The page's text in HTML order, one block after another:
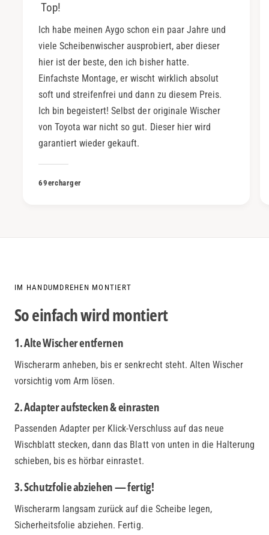
Top!
Ich habe meinen Aygo schon ein paar Jahre und
viele Scheibenwischer ausprobiert, aber dieser
hier ist der beste, den ich bisher hatte.
Einfachste Montage, er wischt wirklich absolut
soft und streifenfrei und dann zu diesem Preis.
Ich bin begeistert! Selbst der originale Wischer
von Toyota war nicht so gut. Dieser hier wird
garantiert wieder gekauft.
69ercharger
IM HANDUMDREHEN MONTIERT
So einfach wird montiert
1. Alte Wischer entfernen
Wischerarm anheben, bis er senkrecht steht. Alten Wischer
vorsichtig vom Arm lösen.
2. Adapter aufstecken & einrasten
Passenden Adapter per Klick-Verschluss auf das neue
Wischblatt stecken, dann das Blatt von unten in die Halterung
schieben, bis es hörbar einrastet.
3. Schutzfolie abziehen — fertig!
Wischerarm langsam zurück auf die Scheibe legen,
Sicherheitsfolie abziehen. Fertig.